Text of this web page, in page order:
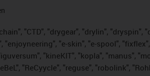
"CTD", "drygear", "drylin", "dryspin",
"e-skin", "e-spool",
"kineKIT", "kopla", "manus",
"ReCyycle", "reguse", "robolink",